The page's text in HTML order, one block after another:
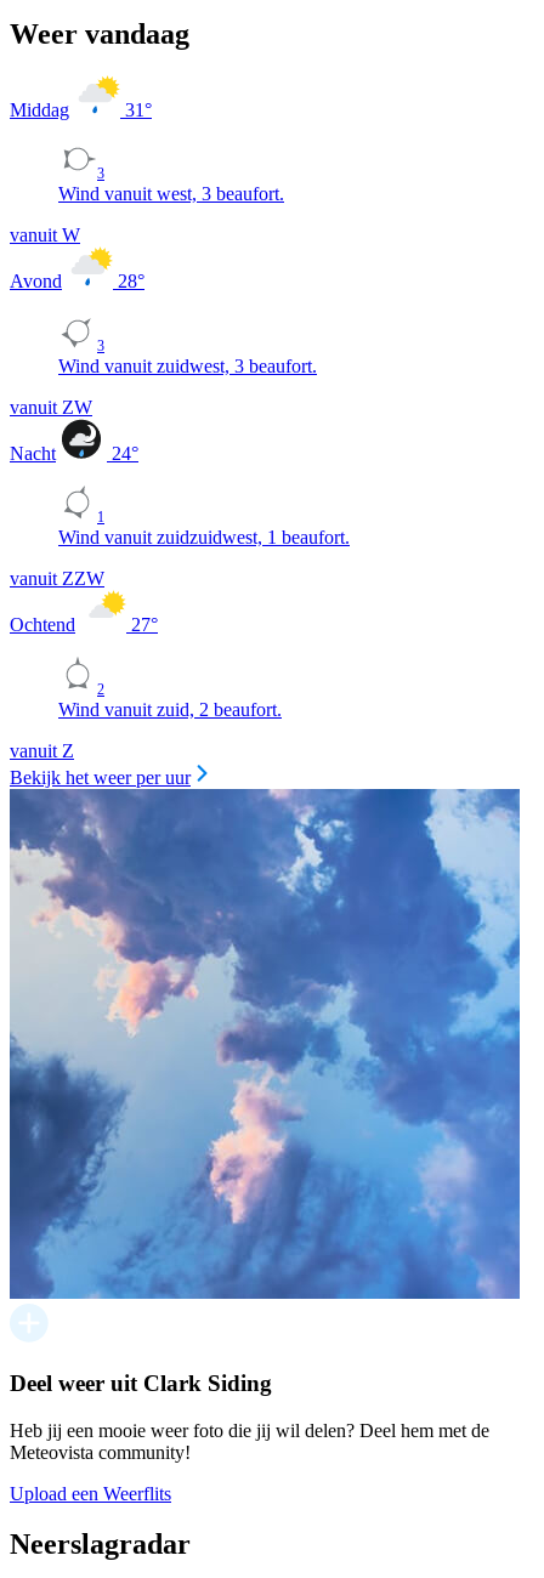
Weer vandaag
Middag 31°
3
Wind vanuit west, 3 beaufort.
vanuit W
Avond 28°
3
Wind vanuit zuidwest, 3 beaufort.
vanuit ZW
Nacht 24°
1
Wind vanuit zuidzuidwest, 1 beaufort.
vanuit ZZW
Ochtend 27°
2
Wind vanuit zuid, 2 beaufort.
vanuit Z
Bekijk het weer per uur
Deel weer uit Clark Siding
Heb jij een mooie weer foto die jij wil delen? Deel hem met de
Meteovista community!
Upload een Weerflits
Neerslagradar